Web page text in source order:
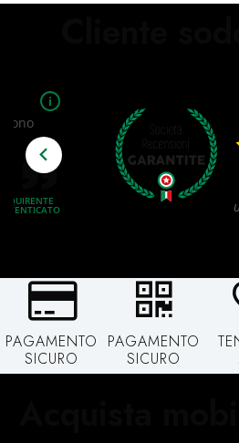
PAGAMENTO
SICURO
PAGAMENTO
SICURO